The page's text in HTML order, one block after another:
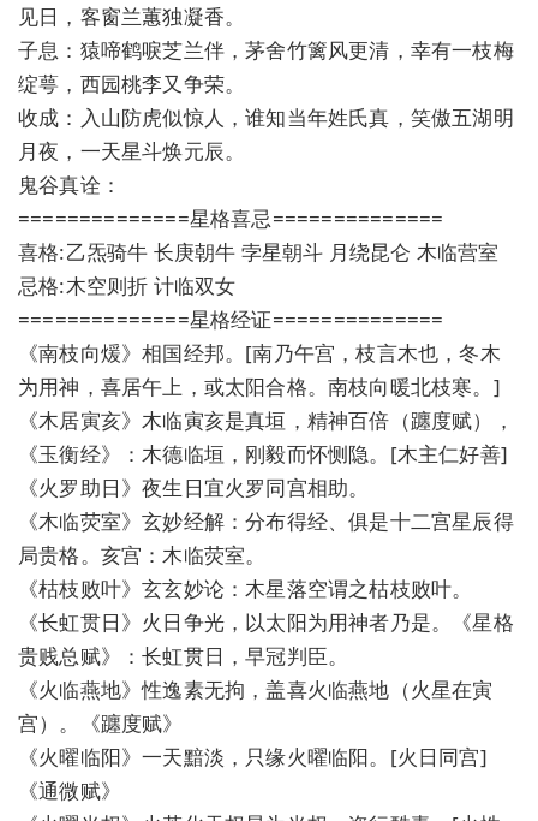
见日，客窗兰蕙独凝香。
子息：猿啼鹤唳芝兰伴，茅舍竹篱风更清，幸有一枝梅
绽萼，西园桃李又争荣。
收成：入山防虎似惊人，谁知当年姓氏真，笑傲五湖明
月夜，一天星斗焕元辰。
鬼谷真诠：
==============星格喜忌==============
喜格:乙炁骑牛 长庚朝牛 孛星朝斗 月绕昆仑 木临营室
忌格:木空则折 计临双女
==============星格经证==============
《南枝向煖》相国经邦。[南乃午宫，枝言木也，冬木
为用神，喜居午上，或太阳合格。南枝向暖北枝寒。]
《木居寅亥》木临寅亥是真垣，精神百倍（躔度赋），
《玉衡经》：木德临垣，刚毅而怀恻隐。[木主仁好善]
《火罗助日》夜生日宜火罗同宫相助。
《木临荧室》玄妙经解：分布得经、俱是十二宫星辰得
局贵格。亥宫：木临荧室。
《枯枝败叶》玄玄妙论：木星落空谓之枯枝败叶。
《长虹贯日》火日争光，以太阳为用神者乃是。《星格
贵贱总赋》：长虹贯日，早冠判臣。
《火临燕地》性逸素无拘，盖喜火临燕地（火星在寅
宫）。《躔度赋》
《火曜临阳》一天黯淡，只缘火曜临阳。[火日同宫]
《通微赋》